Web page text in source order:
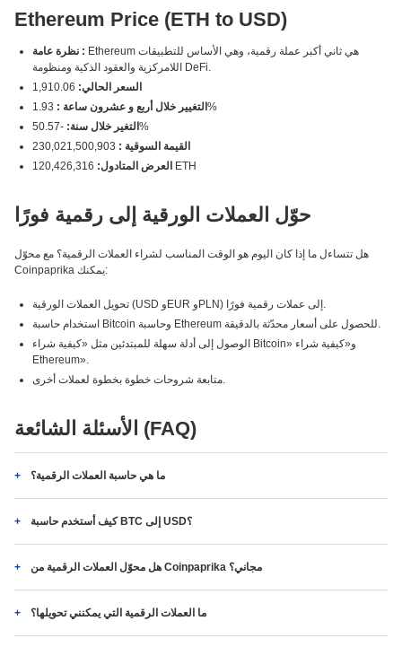
Ethereum Price (ETH to USD)
نظرة عامة : Ethereum هي ثاني أكبر عملة رقمية، وهي الأساس للتطبيقات
اللامركزية والعقود الذكية ومنظومة DeFi.
السعر الحالي:
التغيير خلال أربع و عشرون ساعة : 1.93%
التغير خلال سنة: -50.57%
القيمة السوقية :
العرض المتادول:
120,426,316 ETH
حوّل العملات الورقية إلى رقمية فورًا
هل تتساءل ما إذا كان اليوم هو الوقت المناسب لشراء العملات الرقمية؟ مع محوّل
Coinpaprika يمكنك:
تحويل العملات الورقية (USD وEUR وPLN) إلى عملات رقمية فورًا.
استخدام حاسبة Bitcoin وحاسبة Ethereum للحصول على أسعار محدّثة بالدقيقة.
الوصول إلى أدلة سهلة للمبتدئين مثل «كيفية شراء Bitcoin» و«كيفية شراء
Ethereum».
متابعة شروحات خطوة بخطوة لعملات أخرى.
الأسئلة الشائعة (FAQ)
ما هي حاسبة العملات الرقمية؟
كيف أستخدم حاسبة BTC إلى USD؟
هل محوّل العملات الرقمية من Coinpaprika مجاني؟
ما العملات الرقمية التي يمكنني تحويلها؟